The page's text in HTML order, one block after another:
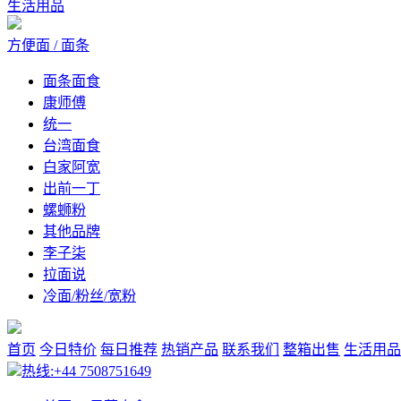
生活用品
方便面 / 面条
面条面食
康师傅
统一
台湾面食
白家阿宽
出前一丁
螺蛳粉
其他品牌
李子柒
拉面说
冷面/粉丝/宽粉
首页 今日特价 每日推荐 热销产品 联系我们 整箱出售 生活用品
热线:+44 7508751649